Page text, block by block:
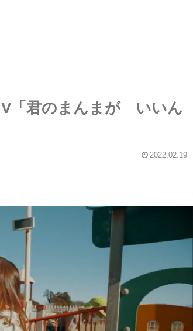
「君のまんまが いいん
2022.02.19